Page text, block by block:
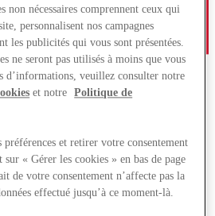
non nécessaires comprennent ceux qui
personnalisent nos campagnes
les publicités qui vous sont présentées.
ne seront pas utilisés à moins que vous
d’informations, veuillez consulter notre
et notre
Politique de
et retirer votre consentement
« Gérer les cookies » en bas de page
de votre consentement n’affecte pas la
effectué jusqu’à ce moment-là.